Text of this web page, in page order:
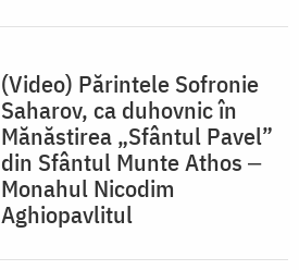
(Video) Părintele Sofronie
Saharov, ca duhovnic în
Mănăstirea „Sfântul Pavel”
din Sfântul Munte Athos ‒
Monahul Nicodim
Aghiopavlitul